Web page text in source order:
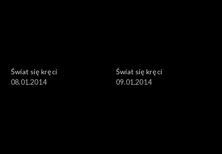
Świat się kręci
08.01.2014
Świat się kręci
09.01.2014